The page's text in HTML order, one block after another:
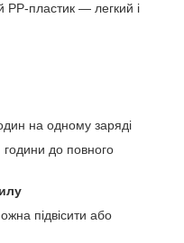
PP-пластик — легкий і
на одному заряді
до повного
підвісити або